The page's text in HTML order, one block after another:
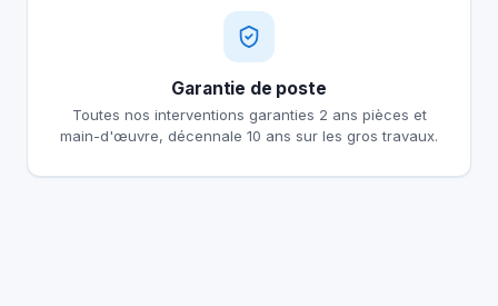
Garantie de poste
Toutes nos interventions garanties 2 ans pièces et
main-d'œuvre, décennale 10 ans sur les gros travaux.